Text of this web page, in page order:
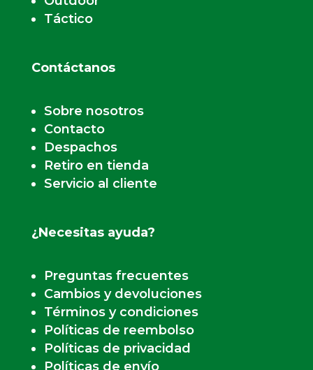
Táctico
Contáctanos
Sobre nosotros
Contacto
Despachos
Retiro en tienda
Servicio al cliente
¿Necesitas ayuda?
Preguntas frecuentes
Cambios y devoluciones
Términos y condiciones
Políticas de reembolso
Políticas de privacidad
Políticas de envío